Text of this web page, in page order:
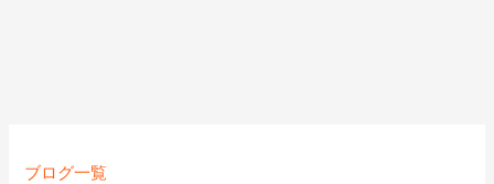
ブログ一覧